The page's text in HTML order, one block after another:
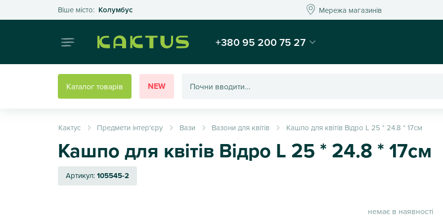
Віше місто: КолумбусОберіть своє місто Мережа магазинівМережа магазинів
Інтернет-магазин подарунків та декору - Kaktus
+380 95 200 75 27
Каталог товарів NEW
Кактус Предмети інтер'єру Вази Вазони для квітів Кашпо для квітів Відро L 25 * 24.8 * 17см
Кашпо для квітів Відро L 25 * 24.8 * 17см
Артикул:105545-2
немає в наявності